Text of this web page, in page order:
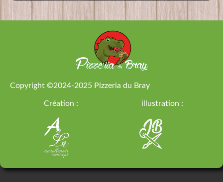
Copyright ©2024-2025 Pizzeria du Bray
Création : illustration :